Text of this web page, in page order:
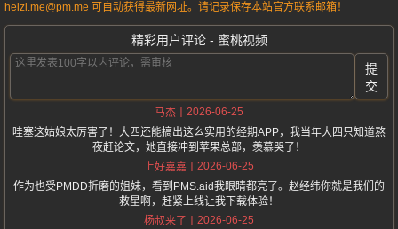
heizi.me@pm.me 可自动获得最新网址。请记录保存本站官方联系邮箱！
精彩用户评论 - 蜜桃视频
提
交
马杰
2026-06-25
哇塞这姑娘太厉害了！大四还能搞出这么实用的经期APP，我当年大四只知道熬
夜赶论文，她直接冲到苹果总部，羡慕哭了！
上好嘉嘉
2026-06-25
作为也受PMDD折磨的姐妹，看到PMS.aid我眼睛都亮了。赵经纬你就是我们的
救星啊，赶紧上线让我下载体验！
杨叔来了
2026-06-25